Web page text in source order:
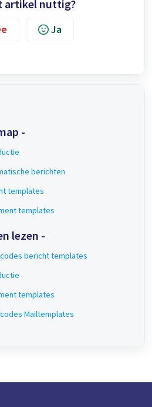
artikel nuttig?
Ja
-
berichten
templates
templates
lezen -
- Shortcodes bericht templates
templates
Mailtemplates